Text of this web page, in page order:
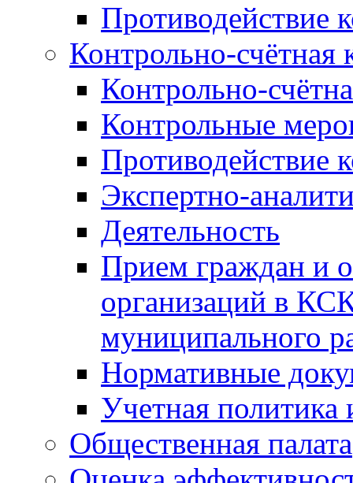
Противодействие
Контрольно-счётная
Контрольно-
Контрольные
Противодействие
Экспертно-
Деятельность
Прием граждан и
организаций в
муниципального
Нормативные
Учетная политика
Общественная палата